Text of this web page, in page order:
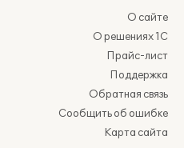
О сайте
О решениях 1С
Прайс-лист
Поддержка
Обратная связь
Сообщить об ошибке
Карта сайта